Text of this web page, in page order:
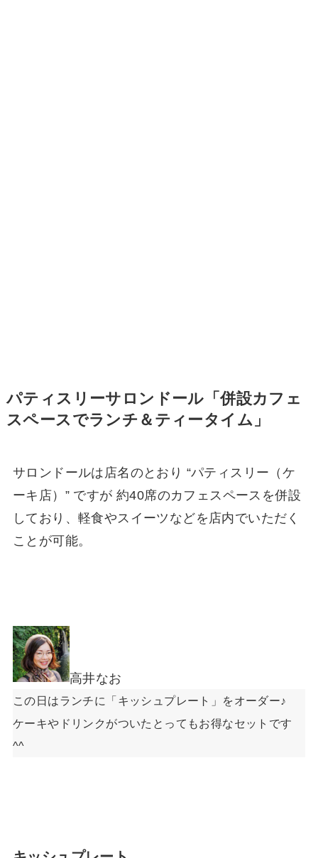
パティスリーサロンドール「併設カフェ
スペースでランチ＆ティータイム」
サロンドールは店名のとおり “パティスリー（ケ
ーキ店）” ですが 約40席のカフェスペースを併設
しており、軽食やスイーツなどを店内でいただく
ことが可能。
高井なお
この日はランチに「キッシュプレート」をオーダー♪
ケーキやドリンクがついたとってもお得なセットです
^^